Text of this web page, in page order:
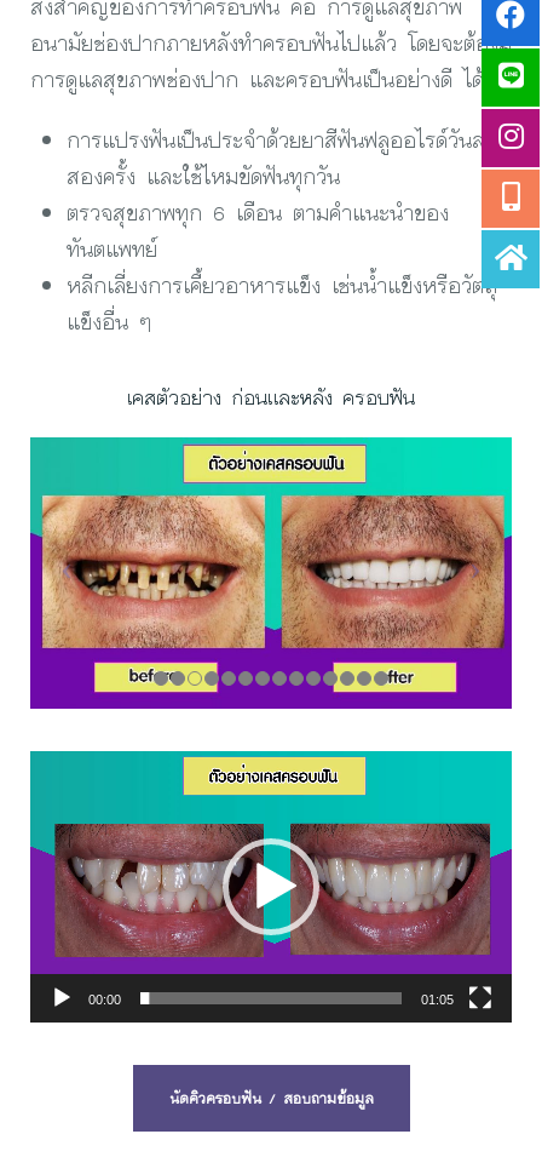
สิ่งสำคัญของการทำครอบฟัน คือ การดูแลสุขภาพ
อนามัยช่องปากภายหลังทำครอบฟันไปแล้ว โดยจะต้องมี
การดูแลสุขภาพช่องปาก และครอบฟันเป็นอย่างดี ได้แก่
การแปรงฟันเป็นประจำด้วยยาสีฟันฟลูออไรด์วันละ
สองครั้ง และใช้ไหมขัดฟันทุกวัน
ตรวจสุขภาพทุก 6 เดือน ตามคำแนะนำของ
ทันตแพทย์
หลีกเลี่ยงการเคี้ยวอาหารแข็ง เช่นน้ำแข็งหรือวัตถุ
แข็งอื่น ๆ
เคสตัวอย่าง ก่อนและหลัง ครอบฟัน
00:00 01:05
นัดคิวครอบฟัน / สอบถามข้อมูล